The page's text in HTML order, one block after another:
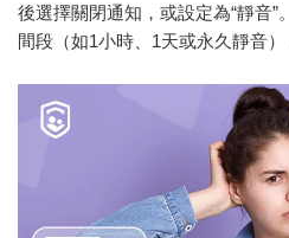
後選擇關閉通知，或設定為“靜音”
間段（如1小時、1天或永久靜音）